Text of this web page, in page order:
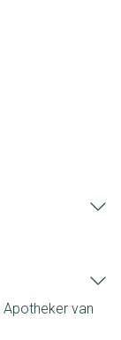
Apotheker van